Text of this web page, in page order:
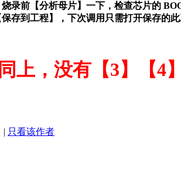
录前【分析母片】一下，检查芯片的
存到工程】，下次调用只需打开保存的此
上，没有【3】【4
| 只看该作者